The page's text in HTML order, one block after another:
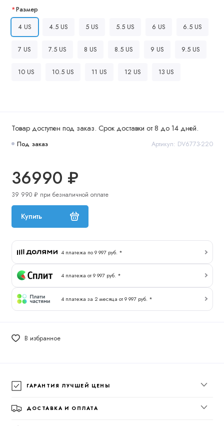
Товар доступен под заказ. Срок доставки от 8 до 14 дней.
Под заказ Артикул: DV6773-220
36990 ₽
39 990 ₽ при безналичной оплате
Купить
4 платежа по 9 997 руб. *
4 платежа от 9 997 руб. *
4 платежа за 2 месяца от 9 997 руб. *
В избранное
Размер
4 US
4.5 US 5 US 5.5 US 6 US 6.5 US
7 US 7.5 US 8 US 8.5 US 9 US 9.5 US
10 US 10.5 US 11 US 12 US 13 US
ГАРАНТИЯ ЛУЧШЕЙ ЦЕНЫ
ДОСТАВКА И ОПЛАТА